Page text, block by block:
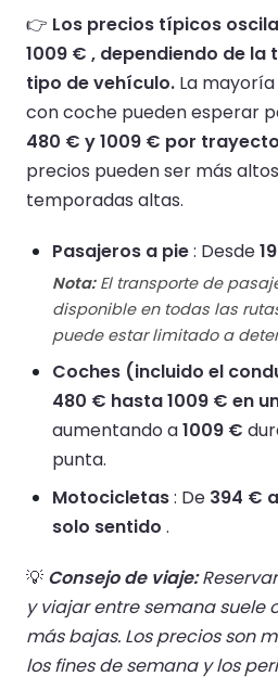
👉 Los precios típicos
1009 € , dependiendo de la
tipo de vehículo. La
con coche pueden esperar
480 € y 1009 € por trayecto
precios pueden ser más
temporadas altas.
Pasajeros a pie: Desde
Nota:El transporte de
disponible en todas las
puede estar limitado a
Coches (incluido el
480 € hasta 1009 € en
aumentando a1009 €
punta.
Motocicletas: De 394 €
solo sentido .
💡 Consejo de viaje:
y viajar entre semana suele
más bajas. Los precios son
los fines de semana y los